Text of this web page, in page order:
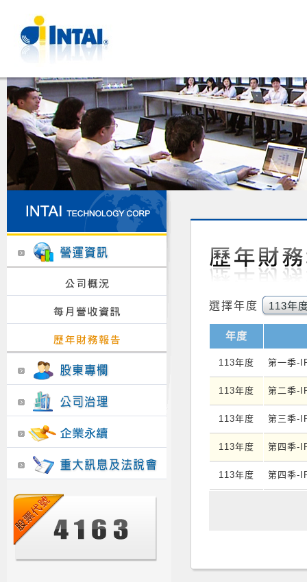
選擇年度 113年
年度
113年度 第一季-
113年度 第二季-
113年度 第三季-
113年度 第四季-
113年度 第四季-